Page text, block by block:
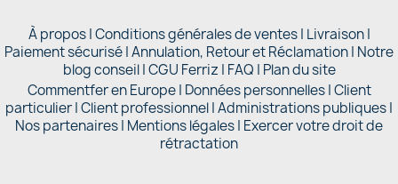
À propos|Conditions générales de ventes| Livraison|
Paiement sécurisé|Annulation, Retour et Réclamation| Notre
blog conseil|CGU Ferriz | FAQ | Plan du site
Commentfer en Europe| Données personnelles|Client
particulier|Client professionnel|Administrations publiques|
Nos partenaires | Mentions légales| Exercer votre droit de
rétractation